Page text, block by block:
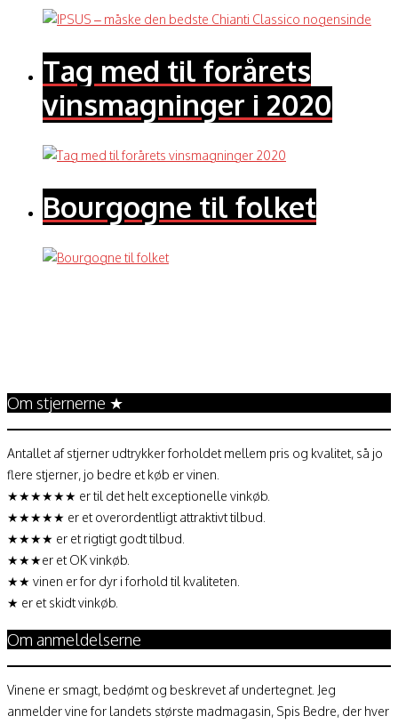
Tag med til forårets
vinsmagninger i 2020
Bourgogne til folket
Om stjernerne ★
Antallet af stjerner udtrykker forholdet mellem pris og kvalitet, så jo
flere stjerner, jo bedre et køb er vinen.
★★★★★★ er til det helt exceptionelle vinkøb.
★★★★★ er et overordentligt attraktivt tilbud.
★★★★ er et rigtigt godt tilbud.
★★★er et OK vinkøb.
★★ vinen er for dyr i forhold til kvaliteten.
★ er et skidt vinkøb.
Om anmeldelserne
Vinene er smagt, bedømt og beskrevet af undertegnet. Jeg
anmelder vine for landets største madmagasin, Spis Bedre, der hver